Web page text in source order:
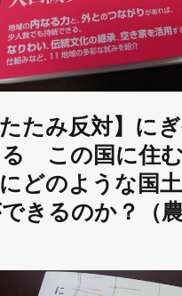
たたみ反対】に
この国に住
どのような国
きるのか？（